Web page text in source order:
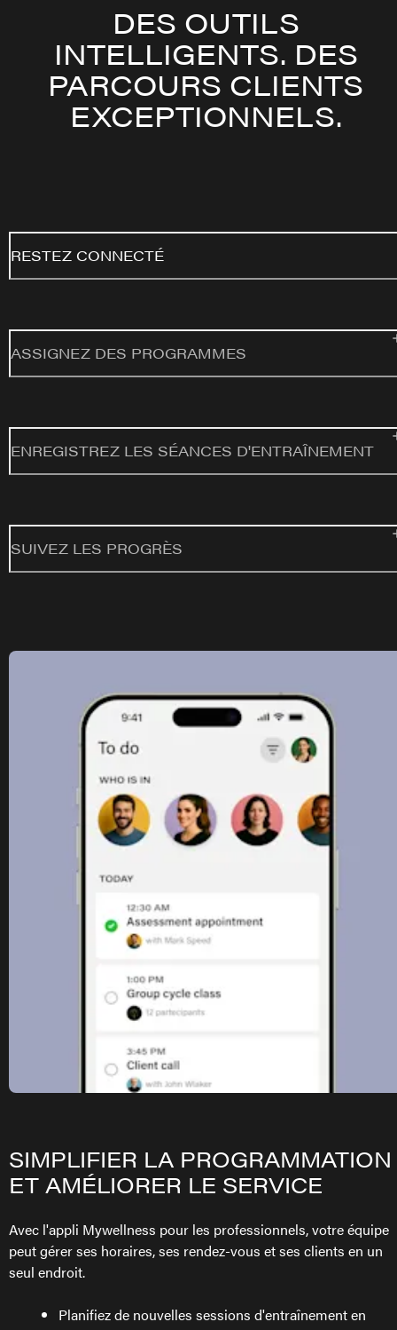
DES OUTILS
INTELLIGENTS. DES
PARCOURS CLIENTS
EXCEPTIONNELS.
RESTEZ CONNECTÉ
ASSIGNEZ DES PROGRAMMES
ENREGISTREZ LES SÉANCES D'ENTRAÎNEMENT
SUIVEZ LES PROGRÈS
SIMPLIFIER LA PROGRAMMATION
ET AMÉLIORER LE SERVICE
Avec l'appli Mywellness pour les professionnels, votre équipe
peut gérer ses horaires, ses rendez-vous et ses clients en un
seul endroit.
Planifiez de nouvelles sessions d'entraînement en